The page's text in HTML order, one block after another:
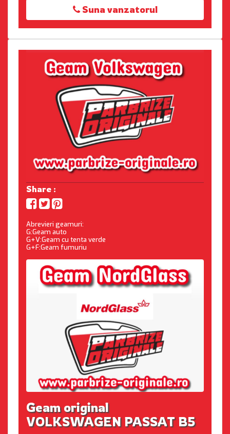
Suna vanzatorul
Share :
Abrevieri geamuri:
G:Geam auto
G+V:Geam cu tenta verde
G+F:Geam fumuriu
Geam original
VOLKSWAGEN PASSAT B5